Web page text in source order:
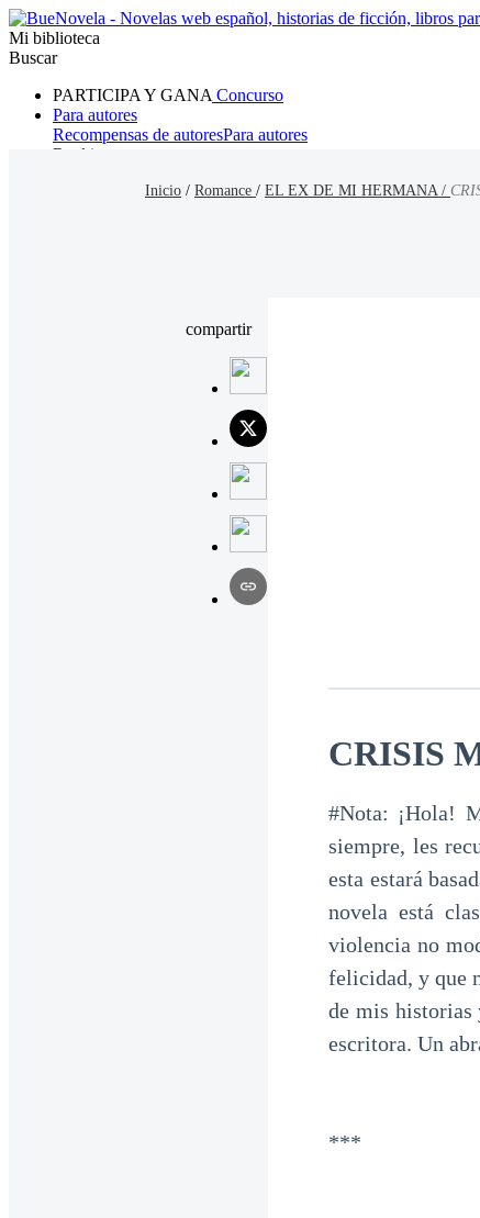
Mi biblioteca
Buscar
PARTICIPA Y GANA Concurso
Para autores
Recompensas de autoresPara autores
Ranking
Inicio / Romance / EL EX DE MI HERMANA /
compartir
CRISIS
#Nota: ¡Hola!
siempre, les
esta estará
novela está
violencia no
felicidad, y que
de mis
escritora. Un
***